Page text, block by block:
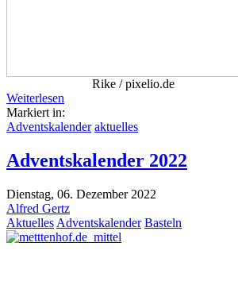
Rike / pixelio.de
Weiterlesen
Markiert in:
Adventskalender aktuelles
Adventskalender 2022
Dienstag, 06. Dezember 2022
Alfred Gertz
Aktuelles Adventskalender Basteln